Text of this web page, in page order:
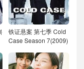
铁证悬案 第七季 Cold
Case Season 7(2009)